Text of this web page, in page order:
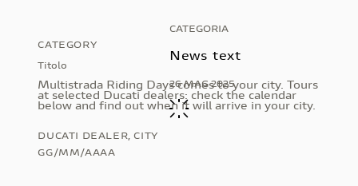
CATEGORIA
News text
26 MAG 2025
CATEGORY
Titolo
Multistrada Riding Days comes to your city. Tours
at selected Ducati dealers: check the calendar
below and find out when it will arrive in your city.
DUCATI DEALER, CITY
GG/MM/AAAA